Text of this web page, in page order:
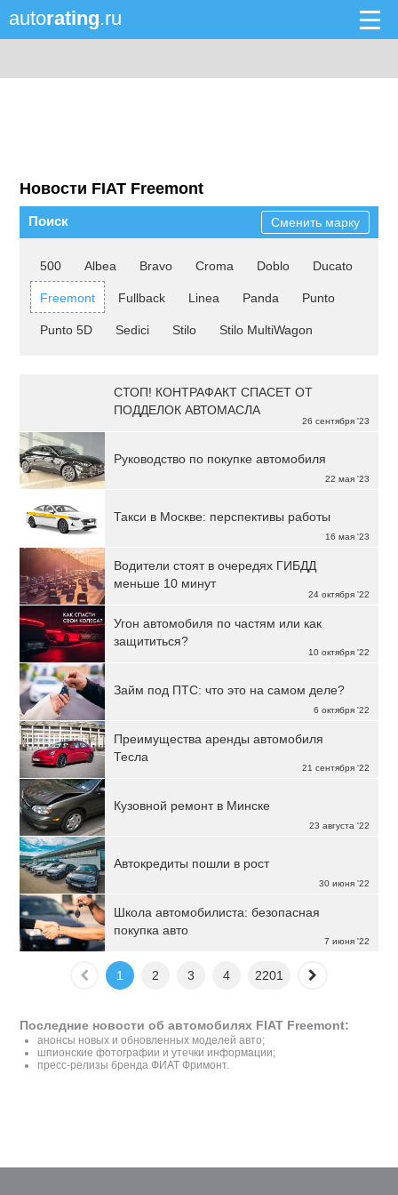
autorating.ru
Новости FIAT Freemont
Поиск Сменить марку
500 Albea Bravo Croma Doblo Ducato
Freemont Fullback Linea Panda Punto
Punto 5D Sedici Stilo Stilo MultiWagon
26 сентября '23
СТОП! КОНТРАФАКТ СПАСЕТ ОТ
ПОДДЕЛОК АВТОМАСЛА
22 мая '23
Руководство по покупке автомобиля
16 мая '23
Такси в Москве: перспективы работы
24 октября '22
Водители стоят в очередях ГИБДД
меньше 10 минут
10 октября '22
Угон автомобиля по частям или как
защититься?
6 октября '22
Займ под ПТС: что это на самом деле?
21 сентября '22
Преимущества аренды автомобиля
Тесла
23 августа '22
Кузовной ремонт в Минске
30 июня '22
Автокредиты пошли в рост
7 июня '22
Школа автомобилиста: безопасная
покупка авто
1 2 3 4 2201
Последние новости об автомобилях FIAT Freemont:
анонсы новых и обновленных моделей авто;
шпионские фотографии и утечки информации;
пресс-релизы бренда ФИАТ Фримонт.